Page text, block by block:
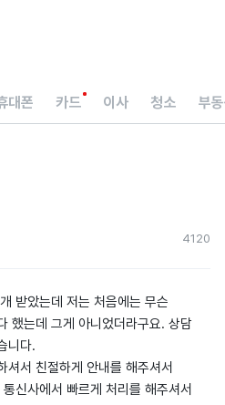
대폰 카드 이사 청소 부
4120
받았는데 저는 처음에는 무슨
했는데 그게 아니었더라구요. 상담
니다.
셔서 친절하게 안내를 해주셔서
신사에서 빠르게 처리를 해주셔서